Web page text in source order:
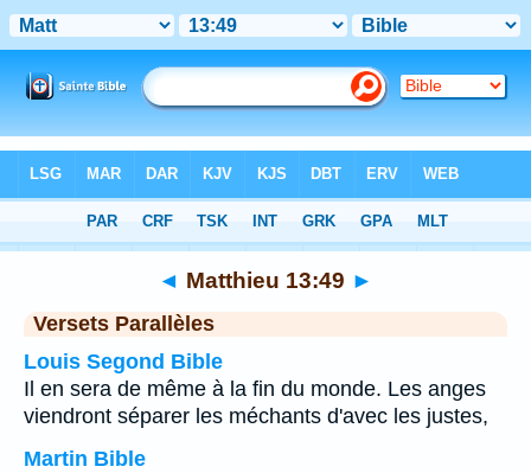
Chapitre 13> Verset 49
◄ Matthieu 13:49 ►
Versets Parallèles
Louis Segond Bible
Il en sera de même à la fin du monde. Les anges
viendront séparer les méchants d'avec les justes,
Martin Bible